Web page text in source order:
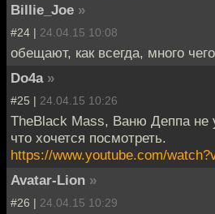
Billie_Joe »
#24 | 24.04.15 10:08
обещают, как всегда, много чего
Do4a »
#25 | 24.04.15 10:26
TheBlack Mass, Ваню Деппа не
что хочется посмотреть.
https://www.youtube.com/
Avatar-Lion »
#26 | 24.04.15 10:29